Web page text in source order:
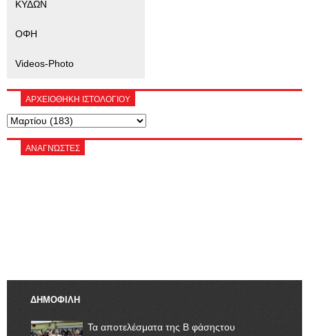
ΚΥΔΩΝ
ΟΦΗ
Videos-Photo
ΑΡΧΕΙΟΘΗΚΗ ΙΣΤΟΛΟΓΙΟΥ
ΑΝΑΓΝΏΣΤΕΣ
ΔΗΜΟΦΙΛΗ
Τα αποτελέσματα της Β φάσηςτου